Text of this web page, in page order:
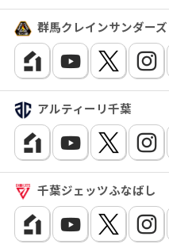
群馬クレインサンダーズ
アルティーリ千葉
千葉ジェッツふなばし